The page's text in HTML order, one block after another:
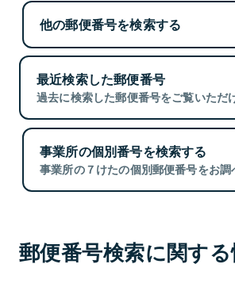
他の郵便番号を検索する
最近検索した郵便番号
過去に検索した郵便番号をご覧いただ
事業所の個別番号を検索する
事業所の７けたの個別郵便番号をお調
郵便番号検索に関す